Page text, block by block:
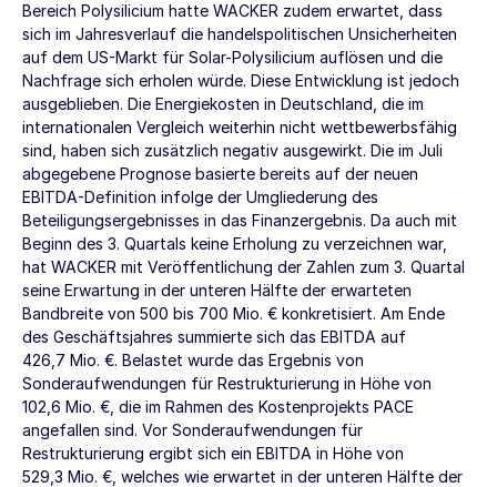
Bereich Polysilicium hatte WACKER zudem erwartet, dass
sich im Jahresverlauf die handelspolitischen Unsicherheiten
auf dem US-Markt für Solar-Polysilicium auflösen und die
Nachfrage sich erholen würde. Diese Entwicklung ist jedoch
ausgeblieben. Die Energiekosten in Deutschland, die im
internationalen Vergleich weiterhin nicht wettbewerbsfähig
sind, haben sich zusätzlich negativ ausgewirkt. Die im Juli
abgegebene Prognose basierte bereits auf der neuen
EBITDA-Definition infolge der Umgliederung des
Beteiligungsergebnisses in das Finanzergebnis. Da auch mit
Beginn des 3. Quartals keine Erholung zu verzeichnen war,
hat WACKER mit Veröffentlichung der Zahlen zum 3. Quartal
seine Erwartung in der unteren Hälfte der erwarteten
Bandbreite von 500 bis 700 Mio. € konkretisiert. Am Ende
des Geschäftsjahres summierte sich das EBITDA auf
426,7 Mio. €. Belastet wurde das Ergebnis von
Sonderaufwendungen für Restrukturierung in Höhe von
102,6 Mio. € , die im Rahmen des Kostenprojekts PACE
angefallen sind. Vor Sonderaufwendungen für
Restrukturierung ergibt sich ein EBITDA in Höhe von
529,3 Mio. € , welches wie erwartet in der unteren Hälfte der